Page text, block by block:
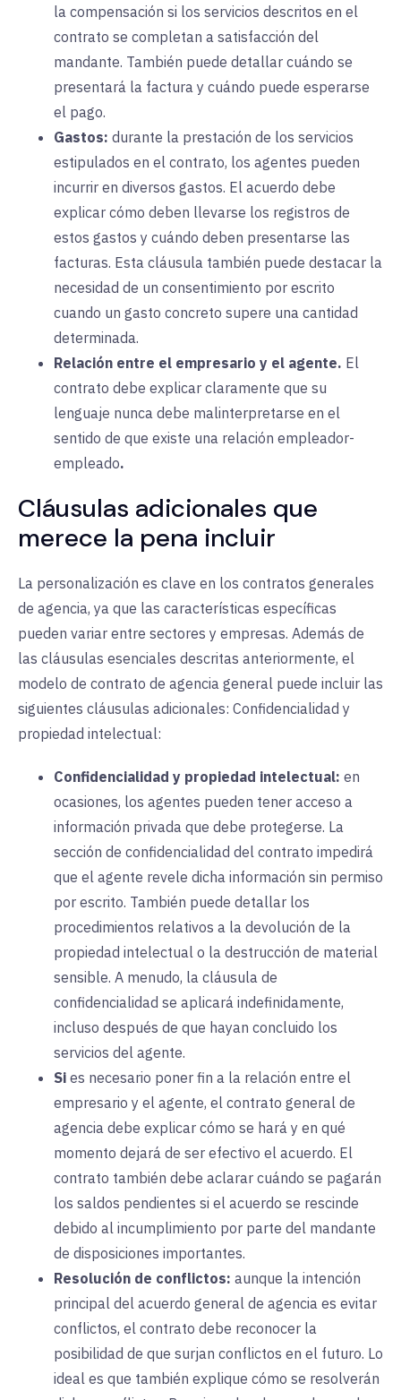
la compensación si los servicios descritos en el
contrato se completan a satisfacción del
mandante. También puede detallar cuándo se
presentará la factura y cuándo puede esperarse
el pago.
Gastos: durante la prestación de los servicios
estipulados en el contrato, los agentes pueden
incurrir en diversos gastos. El acuerdo debe
explicar cómo deben llevarse los registros de
estos gastos y cuándo deben presentarse las
facturas. Esta cláusula también puede destacar la
necesidad de un consentimiento por escrito
cuando un gasto concreto supere una cantidad
determinada.
Relación entre el empresario y el agente. El
contrato debe explicar claramente que su
lenguaje nunca debe malinterpretarse en el
sentido de que existe una relación empleador-
empleado.
Cláusulas adicionales que
merece la pena incluir
La personalización es clave en los contratos generales
de agencia, ya que las características específicas
pueden variar entre sectores y empresas. Además de
las cláusulas esenciales descritas anteriormente, el
modelo de contrato de agencia general puede incluir las
siguientes cláusulas adicionales: Confidencialidad y
propiedad intelectual:
Confidencialidad y propiedad intelectual: en
ocasiones, los agentes pueden tener acceso a
información privada que debe protegerse. La
sección de confidencialidad del contrato impedirá
que el agente revele dicha información sin permiso
por escrito. También puede detallar los
procedimientos relativos a la devolución de la
propiedad intelectual o la destrucción de material
sensible. A menudo, la cláusula de
confidencialidad se aplicará indefinidamente,
incluso después de que hayan concluido los
servicios del agente.
Si es necesario poner fin a la relación entre el
empresario y el agente, el contrato general de
agencia debe explicar cómo se hará y en qué
momento dejará de ser efectivo el acuerdo. El
contrato también debe aclarar cuándo se pagarán
los saldos pendientes si el acuerdo se rescinde
debido al incumplimiento por parte del mandante
de disposiciones importantes.
Resolución de conflictos: aunque la intención
principal del acuerdo general de agencia es evitar
conflictos, el contrato debe reconocer la
posibilidad de que surjan conflictos en el futuro. Lo
ideal es que también explique cómo se resolverán